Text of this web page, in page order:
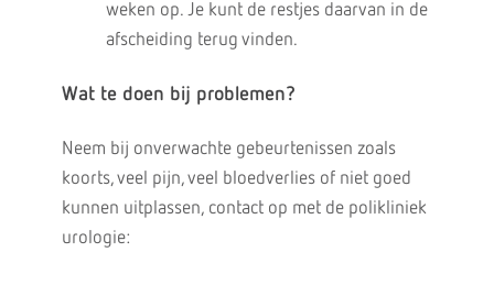
weken op. Je kunt de restjes daarvan in de
afscheiding terug vinden.
Wat te doen bij problemen?
Neem bij onverwachte gebeurtenissen zoals
koorts, veel pijn, veel bloedverlies of niet goed
kunnen uitplassen, contact op met de polikliniek
urologie: